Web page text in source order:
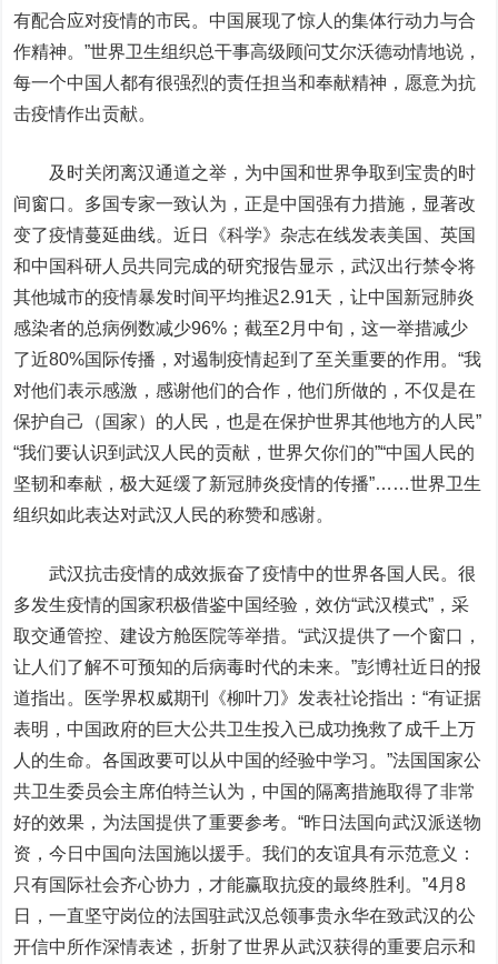
有配合应对疫情的市民。中国展现了惊人的集体行动力与合
作精神。”世界卫生组织总干事高级顾问艾尔沃德动情地说，
每一个中国人都有很强烈的责任担当和奉献精神，愿意为抗
击疫情作出贡献。
及时关闭离汉通道之举，为中国和世界争取到宝贵的时
间窗口。多国专家一致认为，正是中国强有力措施，显著改
变了疫情蔓延曲线。近日《科学》杂志在线发表美国、英国
和中国科研人员共同完成的研究报告显示，武汉出行禁令将
其他城市的疫情暴发时间平均推迟2.91天，让中国新冠肺炎
感染者的总病例数减少96%；截至2月中旬，这一举措减少
了近80%国际传播，对遏制疫情起到了至关重要的作用。“我
对他们表示感激，感谢他们的合作，他们所做的，不仅是在
保护自己（国家）的人民，也是在保护世界其他地方的人民”
“我们要认识到武汉人民的贡献，世界欠你们的”“中国人民的
坚韧和奉献，极大延缓了新冠肺炎疫情的传播”……世界卫生
组织如此表达对武汉人民的称赞和感谢。
武汉抗击疫情的成效振奋了疫情中的世界各国人民。很
多发生疫情的国家积极借鉴中国经验，效仿“武汉模式”，采
取交通管控、建设方舱医院等举措。“武汉提供了一个窗口，
让人们了解不可预知的后病毒时代的未来。”彭博社近日的报
道指出。医学界权威期刊《柳叶刀》发表社论指出：“有证据
表明，中国政府的巨大公共卫生投入已成功挽救了成千上万
人的生命。各国政要可以从中国的经验中学习。”法国国家公
共卫生委员会主席伯特兰认为，中国的隔离措施取得了非常
好的效果，为法国提供了重要参考。“昨日法国向武汉派送物
资，今日中国向法国施以援手。我们的友谊具有示范意义：
只有国际社会齐心协力，才能赢取抗疫的最终胜利。”4月8
日，一直坚守岗位的法国驻武汉总领事贵永华在致武汉的公
开信中所作深情表述，折射了世界从武汉获得的重要启示和